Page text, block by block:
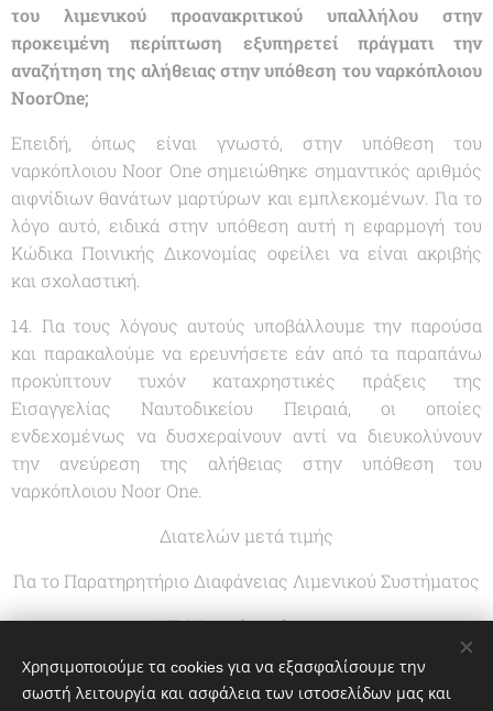
του λιμενικού προανακριτικού υπαλλήλου στην
προκειμένη περίπτωση εξυπηρετεί πράγματι την
αναζήτηση της αλήθειας στην υπόθεση του ναρκόπλοιου
NoorOne;
Επειδή, όπως είναι γνωστό, στην υπόθεση του
ναρκόπλοιου Noor One σημειώθηκε σημαντικός αριθμός
αιφνίδιων θανάτων μαρτύρων και εμπλεκομένων. Για το
λόγο αυτό, ειδικά στην υπόθεση αυτή η εφαρμογή του
Κώδικα Ποινικής Δικονομίας οφείλει να είναι ακριβής
και σχολαστική.
14. Για τους λόγους αυτούς υποβάλλουμε την παρούσα
και παρακαλούμε να ερευνήσετε εάν από τα παραπάνω
προκύπτουν τυχόν καταχρηστικές πράξεις της
Εισαγγελίας Ναυτοδικείου Πειραιά, οι οποίες
ενδεχομένως να δυσχεραίνουν αντί να διευκολύνουν
την ανεύρεση της αλήθειας στην υπόθεση του
ναρκόπλοιου Noor One.
Διατελών μετά τιμής
Για το Παρατηρητήριο Διαφάνειας Λιμενικού Συστήματος
Δ Π Μπακόπουλος
Share
Χρησιμοποιούμε τα cookies για να εξασφαλίσουμε την
σωστή λειτουργία και ασφάλεια των ιστοσελίδων μας και